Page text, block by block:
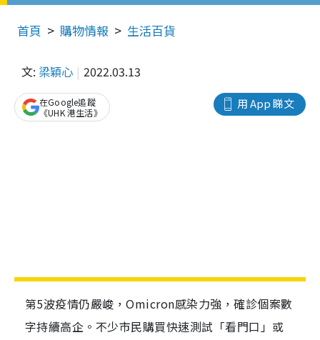
首頁 購物情報 生活百貨
文: 梁穎心 2022.03.13
用 App 睇文
在Google追蹤
《UHK 港生活》
第5波疫情仍嚴峻，Omicron感染力強，確診個案數
字持續高企。不少市民購買快速測試「看門口」或